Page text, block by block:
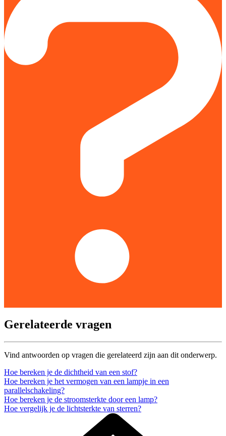
Gerelateerde vragen
Vind antwoorden op vragen die gerelateerd zijn aan dit onderwerp.
Hoe bereken je de dichtheid van een stof?
Hoe bereken je het vermogen van een lampje in een
parallelschakeling?
Hoe bereken je de stroomsterkte door een lamp?
Hoe vergelijk je de lichtsterkte van sterren?